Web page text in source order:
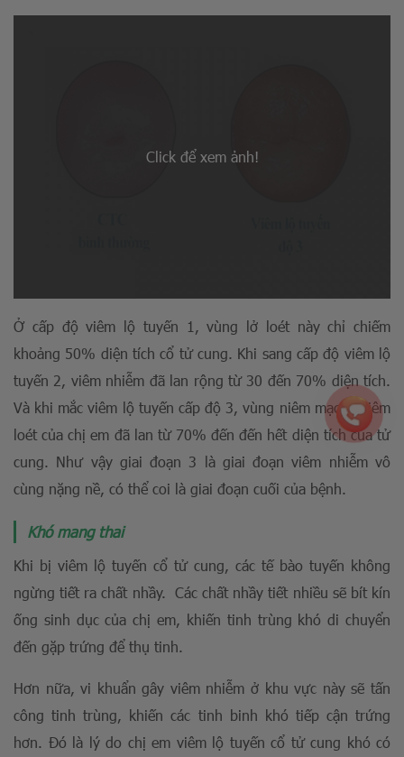
Ở cấp độ viêm lộ tuyến 1, vùng lở loét này chỉ chiếm
khoảng 50% diện tích cổ tử cung. Khi sang cấp độ viêm lộ
tuyến 2, viêm nhiễm đã lan rộng từ 30 đến 70% diện tích.
Và khi mắc viêm lộ tuyến cấp độ 3, vùng niêm mạc bị viêm
loét của chị em đã lan từ 70% đến đến hết diện tích của tử
cung. Như vậy giai đoạn 3 là giai đoạn viêm nhiễm vô
cùng nặng nề, có thể coi là giai đoạn cuối của bệnh.
Khó mang thai
Khi bị viêm lộ tuyến cổ tử cung, các tế bào tuyến không
ngừng tiết ra chất nhầy. Các chất nhầy tiết nhiều sẽ bít kín
ống sinh dục của chị em, khiến tinh trùng khó di chuyển
đến gặp trứng để thụ tinh.
Hơn nữa, vi khuẩn gây viêm nhiễm ở khu vực này sẽ tấn
công tinh trùng, khiến các tinh binh khó tiếp cận trứng
hơn. Đó là lý do chị em viêm lộ tuyến cổ tử cung khó có